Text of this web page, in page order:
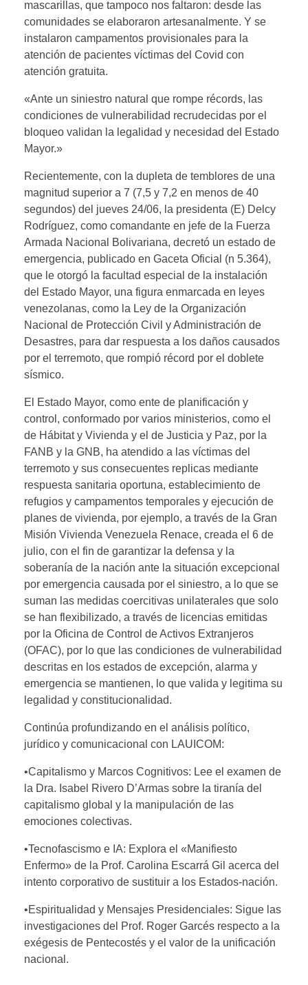
mascarillas, que tampoco nos faltaron: desde las
comunidades se elaboraron artesanalmente. Y se
instalaron campamentos provisionales para la
atención de pacientes víctimas del Covid con
atención gratuita.
«Ante un siniestro natural que rompe récords, las
condiciones de vulnerabilidad recrudecidas por el
bloqueo validan la legalidad y necesidad del Estado
Mayor.»
Recientemente, con la dupleta de temblores de una
magnitud superior a 7 (7,5 y 7,2 en menos de 40
segundos) del jueves 24/06, la presidenta (E) Delcy
Rodríguez, como comandante en jefe de la Fuerza
Armada Nacional Bolivariana, decretó un estado de
emergencia, publicado en Gaceta Oficial (n 5.364),
que le otorgó la facultad especial de la instalación
del Estado Mayor, una figura enmarcada en leyes
venezolanas, como la Ley de la Organización
Nacional de Protección Civil y Administración de
Desastres, para dar respuesta a los daños causados
por el terremoto, que rompió récord por el doblete
sísmico.
El Estado Mayor, como ente de planificación y
control, conformado por varios ministerios, como el
de Hábitat y Vivienda y el de Justicia y Paz, por la
FANB y la GNB, ha atendido a las víctimas del
terremoto y sus consecuentes replicas mediante
respuesta sanitaria oportuna, establecimiento de
refugios y campamentos temporales y ejecución de
planes de vivienda, por ejemplo, a través de la Gran
Misión Vivienda Venezuela Renace, creada el 6 de
julio, con el fin de garantizar la defensa y la
soberanía de la nación ante la situación excepcional
por emergencia causada por el siniestro, a lo que se
suman las medidas coercitivas unilaterales que solo
se han flexibilizado, a través de licencias emitidas
por la Oficina de Control de Activos Extranjeros
(OFAC), por lo que las condiciones de vulnerabilidad
descritas en los estados de excepción, alarma y
emergencia se mantienen, lo que valida y legitima su
legalidad y constitucionalidad.
Continúa profundizando en el análisis político,
jurídico y comunicacional con LAUICOM:
•Capitalismo y Marcos Cognitivos: Lee el examen de
la Dra. Isabel Rivero D’Armas sobre la tiranía del
capitalismo global y la manipulación de las
emociones colectivas.
•Tecnofascismo e IA: Explora el «Manifiesto
Enfermo» de la Prof. Carolina Escarrá Gil acerca del
intento corporativo de sustituir a los Estados-nación.
•Espiritualidad y Mensajes Presidenciales: Sigue las
investigaciones del Prof. Roger Garcés respecto a la
exégesis de Pentecostés y el valor de la unificación
nacional.